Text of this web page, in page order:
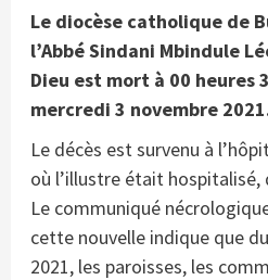
Le diocèse catholique de
l’Abbé Sindani Mbindule
Dieu est mort à 00 heures
mercredi 3 novembre
Le décès est survenu à
où l’illustre était hospitalisé,
Le communiqué
cette nouvelle indique que
2021, les paroisses, les